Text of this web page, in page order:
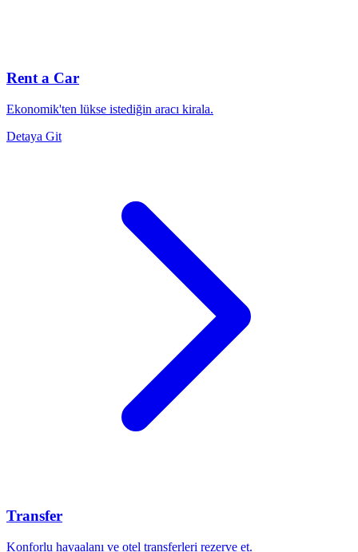
Rent a Car
Ekonomik'ten lükse istediğin aracı kirala.
Detaya Git
Transfer
Konforlu havaalanı ve otel transferleri rezerve et.